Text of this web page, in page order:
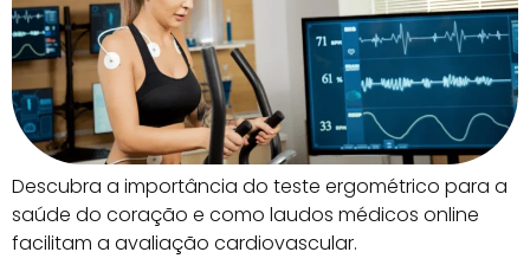
Descubra a importância do teste ergométrico para a
saúde do coração e como laudos médicos online
facilitam a avaliação cardiovascular.